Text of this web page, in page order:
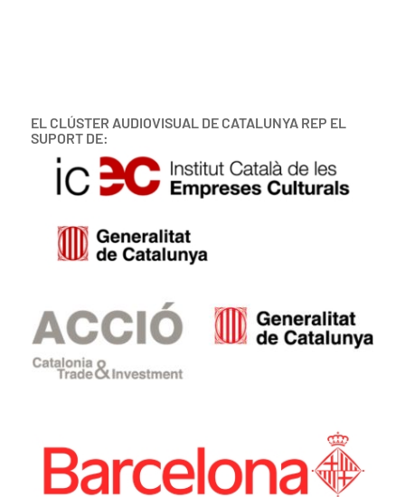
EL CLÚSTER AUDIOVISUAL DE CATALUNYA REP EL
SUPORT DE: